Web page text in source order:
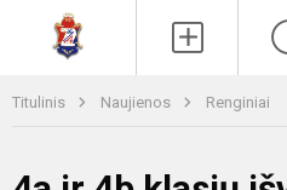
Titulinis Naujienos Renginiai